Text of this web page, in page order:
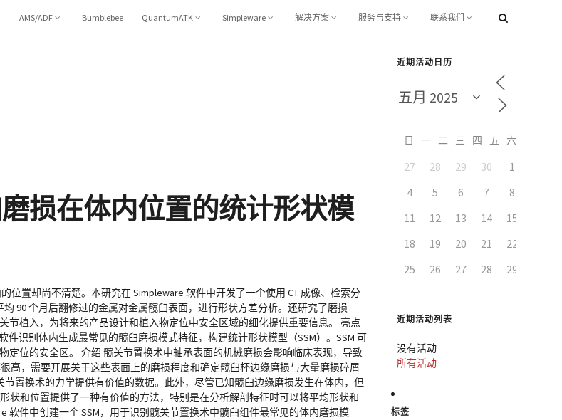
AMS/ADF Bumblebee QuantumATK Simpleware 解决方案 服务与支持 联系我们
损在体内位置的统计形状模
置却尚不清楚。本研究在 Simpleware 软件中开发了一个使用 CT 成像、检索分
90 个月后翻修过的金属对金属髋臼表面，进行形状方差分析。还研究了磨损
植入，为将来的产品设计和植入物定位中安全区域的细化提供重要信息。 亮点
识别体内生成最常见的髋臼磨损模式特征，构建统计形状模型（SSM）。SSM 可
位的安全区。 介绍 髋关节置换术中轴承表面的机械磨损会影响临床表现，导致
高，需要开展关于这些表面上的磨损程度和确定髋臼杯边缘磨损与大量磨损碎屑
置换术的力学提供有价值的数据。此外，尽管已知髋臼边缘磨损发生在体内，但
状和位置提供了一种有价值的方法，特别是在分析解剖特征时可以将平均形状和
软件中创建一个 SSM，用于识别髋关节置换术中髋臼组件最常见的体内磨损模
近期活动日历
日 一 二 三 四 五
27 28 29 30 1
4
5 6 7 8
11
12 13 14 15
18
19 20 21 22
25
26 27 28 29
近期活动列表
没有活动
所有活动
标签